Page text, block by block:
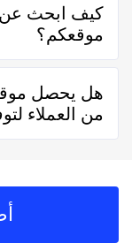
التعامل فكل
حقيقيين وهذا
كيف ابحث عن
موقعكم؟
يُمكنك البحث عن
تحديد المنطقة ثم
والأفضل تقييماً
والشركات من
هل يحصل
من العملاء